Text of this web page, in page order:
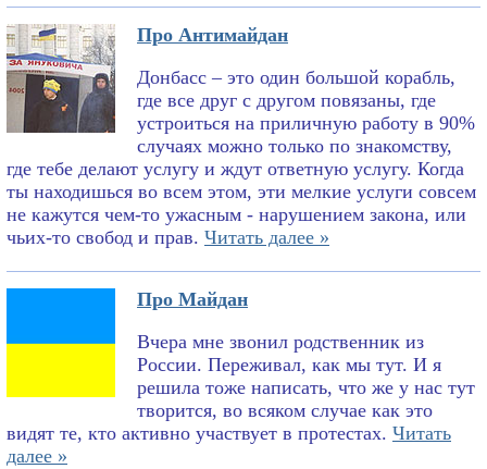
Про Антимайдан
Донбасс – это один большой корабль,
где все друг с другом повязаны, где
устроиться на приличную работу в 90%
случаях можно только по знакомству,
где тебе делают услугу и ждут ответную услугу. Когда
ты находишься во всем этом, эти мелкие услуги совсем
не кажутся чем-то ужасным - нарушением закона, или
чьих-то свобод и прав. Читать далее »
Про Майдан
Вчера мне звонил родственник из
России. Переживал, как мы тут. И я
решила тоже написать, что же у нас тут
творится, во всяком случае как это
видят те, кто активно участвует в протестах. Читать
далее »